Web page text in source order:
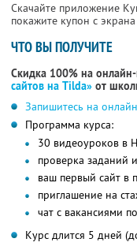
Скачайте приложение
покажите купон с
ЧТО ВЫ ПОЛУЧИТЕ
Скидка 100% на
сайтов на Tilda» от
Запишитесь на
Программа курса:
30 видеоуроков в
проверка заданий
ваш первый сайт в
приглашение на
чат с вакансиями
Курс длится 5 дней